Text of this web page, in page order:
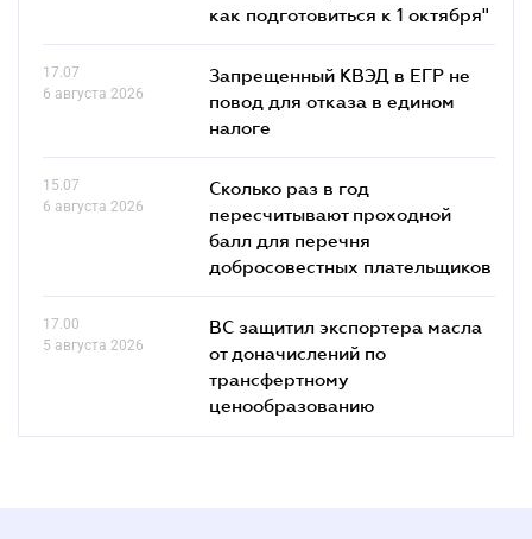
как подготовиться к 1 октября"
17.07
6 августа 2026
Запрещенный КВЭД в ЕГР не
повод для отказа в едином
налоге
15.07
6 августа 2026
Сколько раз в год
пересчитывают проходной
балл для перечня
добросовестных плательщиков
17.00
5 августа 2026
ВС защитил экспортера масла
от доначислений по
трансфертному
ценообразованию